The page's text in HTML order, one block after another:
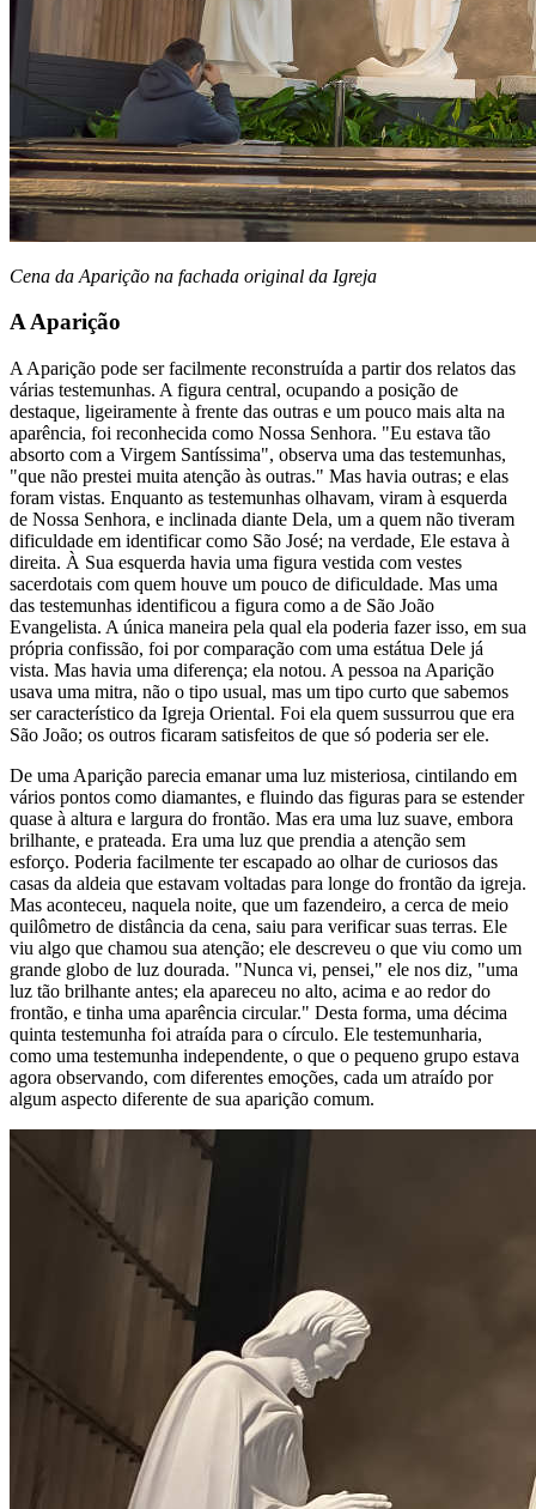
Cena da Aparição na fachada original da Igreja
A Aparição
A Aparição pode ser facilmente reconstruída a partir dos relatos das
várias testemunhas. A figura central, ocupando a posição de
destaque, ligeiramente à frente das outras e um pouco mais alta na
aparência, foi reconhecida como Nossa Senhora. "Eu estava tão
absorto com a Virgem Santíssima", observa uma das testemunhas,
"que não prestei muita atenção às outras." Mas havia outras; e elas
foram vistas. Enquanto as testemunhas olhavam, viram à esquerda
de Nossa Senhora, e inclinada diante Dela, um a quem não tiveram
dificuldade em identificar como São José; na verdade, Ele estava à
direita. À Sua esquerda havia uma figura vestida com vestes
sacerdotais com quem houve um pouco de dificuldade. Mas uma
das testemunhas identificou a figura como a de São João
Evangelista. A única maneira pela qual ela poderia fazer isso, em sua
própria confissão, foi por comparação com uma estátua Dele já
vista. Mas havia uma diferença; ela notou. A pessoa na Aparição
usava uma mitra, não o tipo usual, mas um tipo curto que sabemos
ser característico da Igreja Oriental. Foi ela quem sussurrou que era
São João; os outros ficaram satisfeitos de que só poderia ser ele.
De uma Aparição parecia emanar uma luz misteriosa, cintilando em
vários pontos como diamantes, e fluindo das figuras para se estender
quase à altura e largura do frontão. Mas era uma luz suave, embora
brilhante, e prateada. Era uma luz que prendia a atenção sem
esforço. Poderia facilmente ter escapado ao olhar de curiosos das
casas da aldeia que estavam voltadas para longe do frontão da igreja.
Mas aconteceu, naquela noite, que um fazendeiro, a cerca de meio
quilômetro de distância da cena, saiu para verificar suas terras. Ele
viu algo que chamou sua atenção; ele descreveu o que viu como um
grande globo de luz dourada. "Nunca vi, pensei," ele nos diz, "uma
luz tão brilhante antes; ela apareceu no alto, acima e ao redor do
frontão, e tinha uma aparência circular." Desta forma, uma décima
quinta testemunha foi atraída para o círculo. Ele testemunharia,
como uma testemunha independente, o que o pequeno grupo estava
agora observando, com diferentes emoções, cada um atraído por
algum aspecto diferente de sua aparição comum.